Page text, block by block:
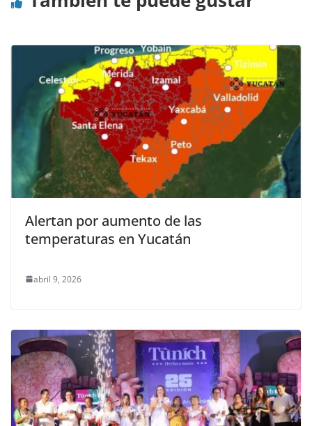
Alertan por aumento de las
temperaturas en Yucatán
abril 9, 2026